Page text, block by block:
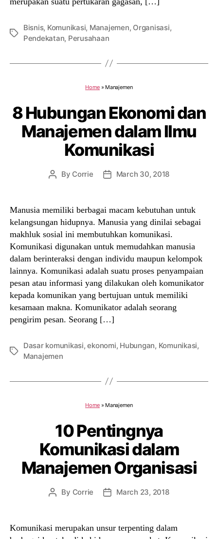
Tags
Bisnis, Komunikasi, Manajemen, Organisasi,
Pendekatan, Perusahaan
Home » Manajemen
8 Hubungan Ekonomi dan
Manajemen dalam Ilmu
Komunikasi
Post
By Corrie
PostMarch 30, 2018
Manusia memiliki berbagai macam kebutuhan untuk
kelangsungan hidupnya. Manusia yang dinilai sebagai
makhluk sosial ini membutuhkan komunikasi.
Komunikasi digunakan untuk memudahkan manusia
dalam berinteraksi dengan individu maupun kelompok
lainnya. Komunikasi adalah suatu proses penyampaian
pesan atau informasi yang dilakukan oleh komunikator
kepada komunikan yang bertujuan untuk memiliki
kesamaan makna. Komunikator adalah seorang
pengirim pesan. Seorang […]
Tags
Dasar komunikasi,ekonomi, Hubungan, Komunikasi,
Manajemen
Home » Manajemen
10 Pentingnya
Komunikasi dalam
Manajemen Organisasi
Post
By Corrie
PostMarch 23, 2018
Komunikasi merupakan unsur terpenting dalam